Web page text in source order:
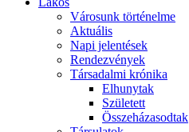
Városunk történelme
Aktuális
Napi jelentések
Rendezvények
Társadalmi krónika
Elhunytak
Született
Összeházasodtak